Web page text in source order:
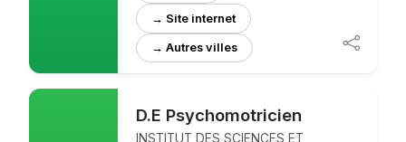
→ Site internet
D.E Psychomotricien
INSTITUT DES SCIENCES ET